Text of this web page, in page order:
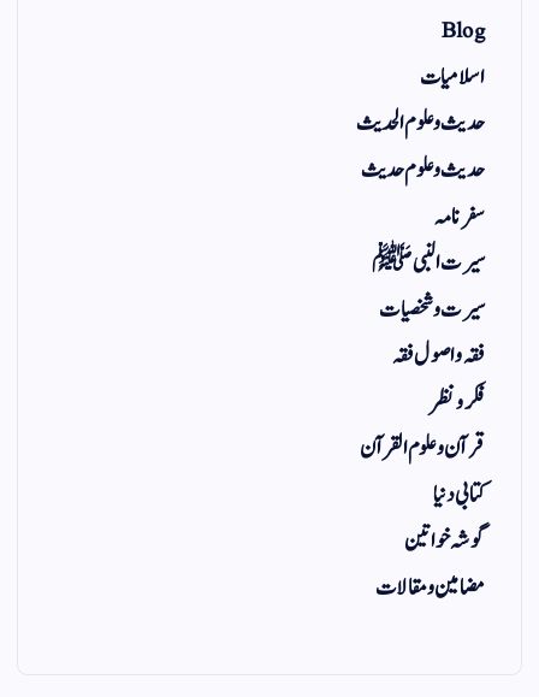
Blog
اسلامیات
حدیث و علوم الحدیث
حدیث و علوم حدیث
سفر نامہ
سیرت النبی ﷺ
سیرت و شخصیات
فقہ و اصول فقہ
فکر و نظر
قرآن و علوم القرآن
کتابی دنیا
گوشہ خواتین
مضامین و مقالات